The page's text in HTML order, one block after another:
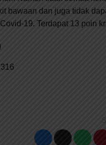
bawaan dan juga tidak
19. Terdapat 13 poin
316